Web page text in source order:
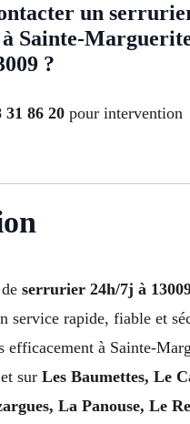
un
Sainte-
?
31 86 20 pour intervention
serrurier 24h/7j à
service rapide, fiable et
efficacement à Sainte-
sur Les Baumettes, Le
La Panouse, Le